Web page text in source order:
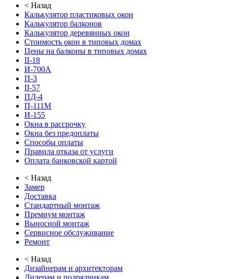
< Назад
Калькулятор пластиковых окон
Калькулятор балконов
Калькулятор деревянных окон
Стоимость окон в типовых домах
Цены на балконы в типовых домах
II-18
И-700А
П-3
II-57
ПД-4
П-111М
И-155
Окна в рассрочку
Окна без предоплаты
Способы оплаты
Правила отказа от услуги
Оплата банковской картой
< Назад
Замер
Доставка
Стандартный монтаж
Премиум монтаж
Выносной монтаж
Сервисное обслуживание
Ремонт
< Назад
Дизайнерам и архитекторам
Дилерам и подрядчикам